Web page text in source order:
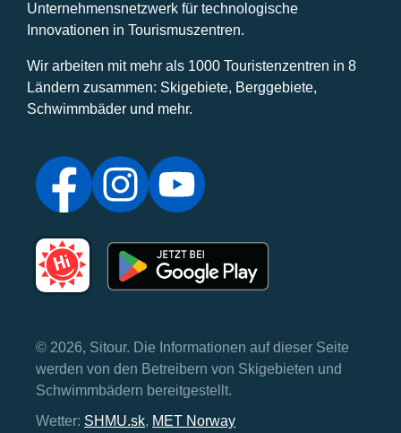
Unternehmensnetzwerk für technologische
Innovationen in Tourismuszentren.
Wir arbeiten mit mehr als 1000 Touristenzentren in 8
Ländern zusammen: Skigebiete, Berggebiete,
Schwimmbäder und mehr.
© 2026, Sitour. Die Informationen auf dieser Seite
werden von den Betreibern von Skigebieten und
Schwimmbädern bereitgestellt.
Wetter: SHMU.sk, MET Norway